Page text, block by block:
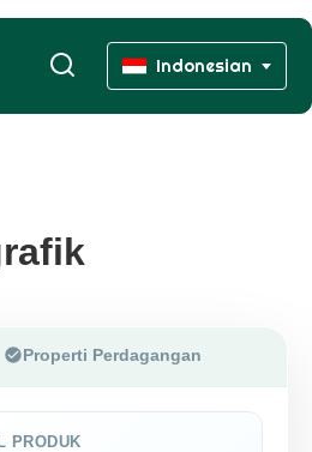
Indonesian
Properti Perdagangan
PRODUK